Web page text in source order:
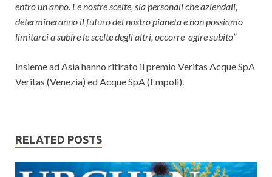
entro un anno. Le nostre scelte, sia personali che aziendali,
determineranno il futuro del nostro pianeta e non possiamo
limitarci a subire le scelte degli altri, occorre agire subito”
Insieme ad Asia hanno ritirato il premio Veritas Acque SpA
Veritas (Venezia) ed Acque SpA (Empoli).
RELATED POSTS